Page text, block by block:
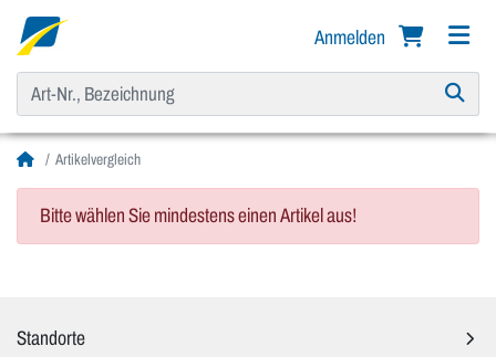
Anmelden
Artikelvergleich
Bitte wählen Sie mindestens einen Artikel aus!
Standorte